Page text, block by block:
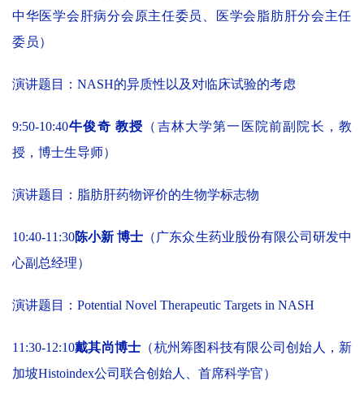
中华医学会肝病分会原主任委员、医学会脂肪肝分会主任
委员）
演讲题目：NASH的异质性以及对临床试验的考虑
9:50-10:40牛俊奇 教授 （吉林大学第一医院前副院长，教
授，博士生导师）
演讲题目：脂肪肝药物评价的生物学标志物
10:40-11:30陈小新 博士 （广东众生药业股份有限公司研发中
心副总经理）
演讲题目：Potential Novel Therapeutic Targets in NASH
11:30-12:10戴其尚博士 （杭州筹图科技有限公司创始人，新
加坡Histoindex公司联合创始人、首席科学官）